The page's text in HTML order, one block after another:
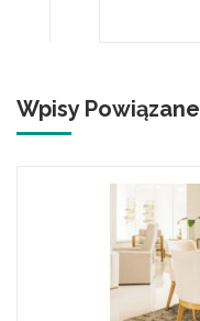
Wpisy Powiązane